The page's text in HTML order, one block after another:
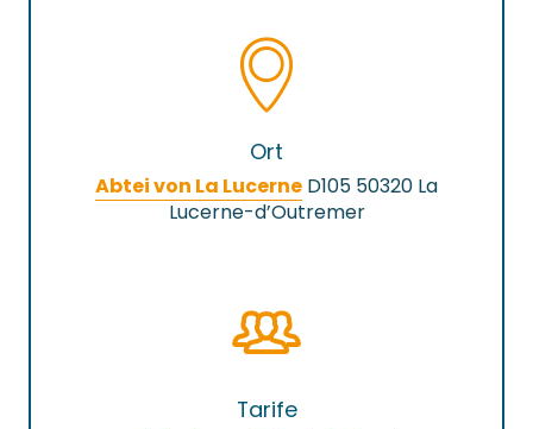
Ort
Abtei von La Lucerne D105 50320 La
Lucerne-d’Outremer
Tarife